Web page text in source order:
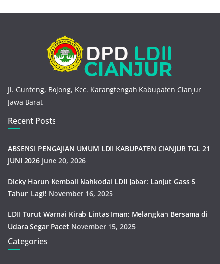
Jl. Gunteng, Bojong, Kec. Karangtengah Kabupaten Cianjur
Jawa Barat
Recent Posts
ABSENSI PENGAJIAN UMUM LDII KABUPATEN CIANJUR TGL 21
JUNI 2026 June 20, 2026
Dicky Harun Kembali Nahkodai LDII Jabar: Lanjut Gass 5
Tahun Lagi! November 16, 2025
LDII Turut Warnai Kirab Lintas Iman: Melangkah Bersama di
Udara Segar Pacet November 15, 2025
Categories